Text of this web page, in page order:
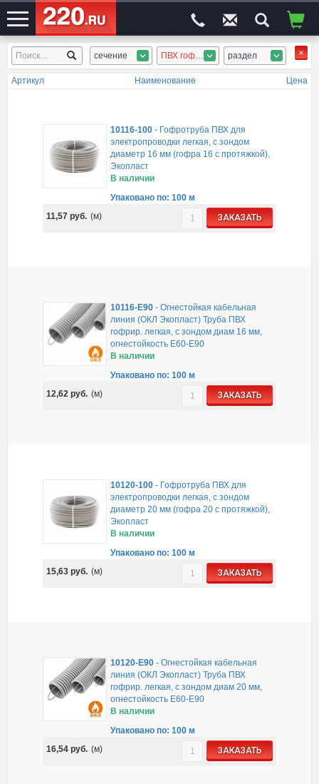
ЭЛЕКТРОСАЙТ№1 сечение ПВХ гофротруба, ПНД гофротруба, безгалоген. гофротруба раздел
Артикул Наименование Цена
10116-100- Гофротруба ПВХ для
электропроводки легкая, с зондом
диаметр 16 мм (гофра 16 с протяжкой),
Экопласт
В наличии
Упаковано по: 100 м
11,57 руб. (м) ЗАКАЗАТЬ
10116-E90- Огнестойкая кабельная
линия (ОКЛ Экопласт) Труба ПВХ
гофрир. легкая, с зондом диам 16 мм,
огнестойкость E60-E90
В наличии
Упаковано по: 100 м
12,62 руб. (м) ЗАКАЗАТЬ
10120-100- Гофротруба ПВХ для
электропроводки легкая, с зондом
диаметр 20 мм (гофра 20 с протяжкой),
Экопласт
В наличии
Упаковано по: 100 м
15,63 руб. (м) ЗАКАЗАТЬ
10120-E90- Огнестойкая кабельная
линия (ОКЛ Экопласт) Труба ПВХ
гофрир. легкая, с зондом диам 20 мм,
огнестойкость E60-E90
В наличии
Упаковано по: 100 м
16,54 руб. (м) ЗАКАЗАТЬ